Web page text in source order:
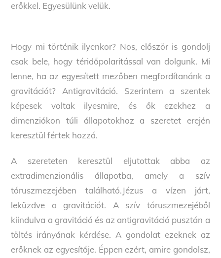
erőkkel. Egyesülünk velük.
Hogy mi történik ilyenkor? Nos, először is gondolj
csak bele, hogy téridőpolaritással van dolgunk. Mi
lenne, ha az egyesített mezőben megfordítanánk a
gravitációt? Antigravitáció. Szerintem a szentek
képesek voltak ilyesmire, és ők ezekhez a
dimenziókon túli állapotokhoz a szeretet erején
keresztül fértek hozzá.
A szereteten keresztül eljutottak abba az
extradimenzionális állapotba, amely a szív
tóruszmezejében található.Jézus a vízen járt,
leküzdve a gravitációt. A szív tóruszmezejéből
kiindulva a gravitáció és az antigravitáció pusztán a
töltés irányának kérdése. A gondolat ezeknek az
erőknek az egyesítője. Éppen ezért, amire gondolsz,